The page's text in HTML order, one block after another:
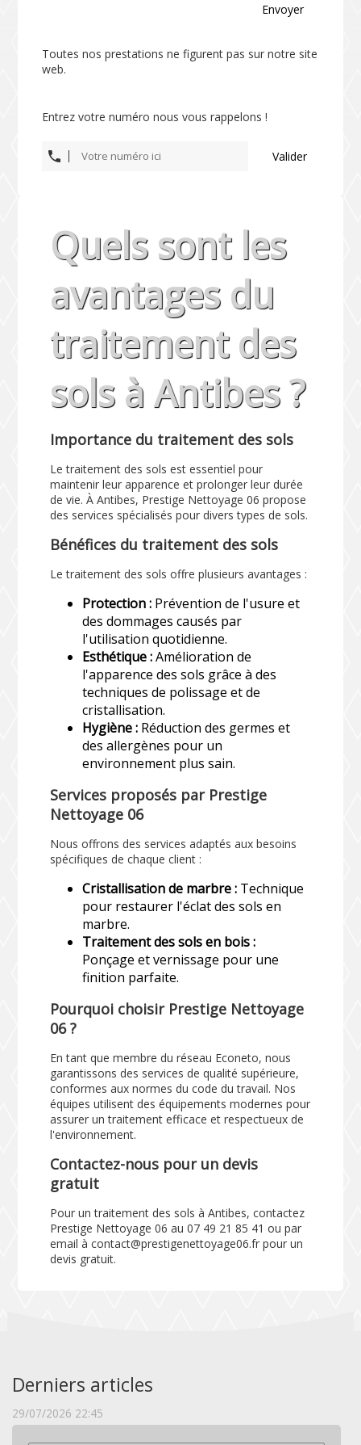
Envoyer
Toutes nos prestations ne figurent pas sur notre site
web.
Entrez votre numéro nous vous rappelons !
Valider
Quels sont les
avantages du
traitement des
sols à Antibes ?
Importance du traitement des sols
Le traitement des sols est essentiel pour
maintenir leur apparence et prolonger leur durée
de vie. À Antibes, Prestige Nettoyage 06 propose
des services spécialisés pour divers types de sols.
Bénéfices du traitement des sols
Le traitement des sols offre plusieurs avantages :
Protection : Prévention de l'usure et
des dommages causés par
l'utilisation quotidienne.
Esthétique :Amélioration de
l'apparence des sols grâce à des
techniques de polissage et de
cristallisation.
Hygiène : Réduction des germes et
des allergènes pour un
environnement plus sain.
Services proposés par Prestige
Nettoyage 06
Nous offrons des services adaptés aux besoins
spécifiques de chaque client :
Cristallisation de marbre : Technique
pour restaurer l'éclat des sols en
marbre.
Traitement des sols en bois :
Ponçage et vernissage pour une
finition parfaite.
Pourquoi choisir Prestige Nettoyage
06 ?
En tant que membre du réseau Econeto, nous
garantissons des services de qualité supérieure,
conformes aux normes du code du travail. Nos
équipes utilisent des équipements modernes pour
assurer un traitement efficace et respectueux de
l'environnement.
Contactez-nous pour un devis
gratuit
Pour un traitement des sols à Antibes, contactez
Prestige Nettoyage 06 au 07 49 21 85 41 ou par
email à contact@prestigenettoyage06.fr pour un
devis gratuit.
Derniers articles
29/07/2026 22:45